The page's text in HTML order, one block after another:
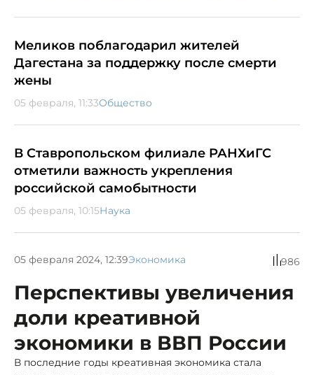
Меликов поблагодарил жителей
Дагестана за поддержку после смерти
жены
05 февраля, 11:33Общество
В Ставропольском филиале РАНХиГС
отметили важность укрепления
российской самобытности
05 февраля, 10:15Наука
05 февраля 2024, 12:39Экономика 986
Перспективы увеличения
доли креативной
экономики в ВВП России
В последние годы креативная экономика стала